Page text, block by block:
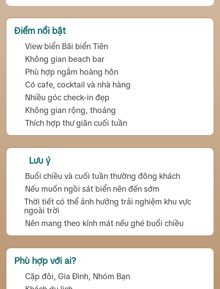
Điểm nổi bật
View biển Bãi biển Tiên
Không gian beach bar
Phù hợp ngắm hoàng hôn
Có cafe, cocktail và nhà hàng
Nhiều góc check-in đẹp
Không gian rộng, thoáng
Thích hợp thư giãn cuối tuần
Lưu ý
Buổi chiều và cuối tuần thường đông khách
Nếu muốn ngồi sát biển nên đến sớm
Thời tiết có thể ảnh hưởng trải nghiệm khu vực
ngoài trời
Nên mang theo kính mát nếu ghé buổi chiều
Phù hợp với ai?
Cặp đôi, Gia Đình, Nhóm Bạn